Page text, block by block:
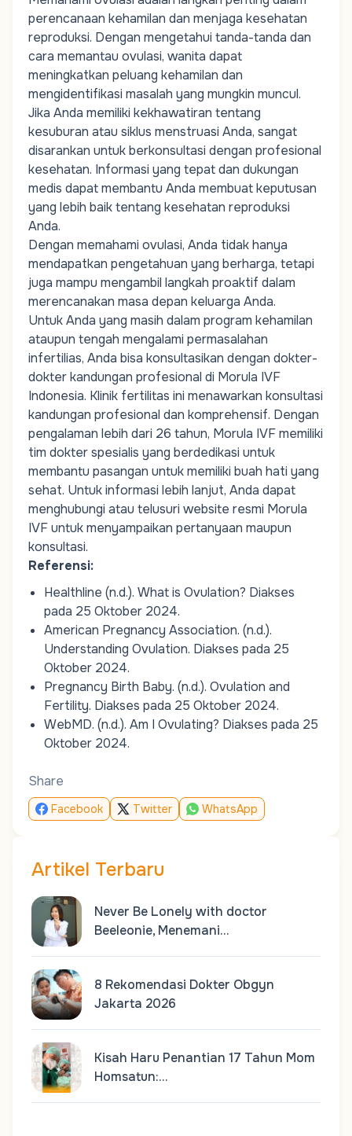
perencanaan kehamilan dan menjaga kesehatan
reproduksi. Dengan mengetahui tanda-tanda dan
cara memantau ovulasi, wanita dapat
meningkatkan peluang kehamilan dan
mengidentifikasi masalah yang mungkin muncul.
Jika Anda memiliki kekhawatiran tentang
kesuburan atau siklus menstruasi Anda, sangat
disarankan untuk berkonsultasi dengan profesional
kesehatan. Informasi yang tepat dan dukungan
medis dapat membantu Anda membuat keputusan
yang lebih baik tentang kesehatan reproduksi
Anda.
Dengan memahami ovulasi, Anda tidak hanya
mendapatkan pengetahuan yang berharga, tetapi
juga mampu mengambil langkah proaktif dalam
merencanakan masa depan keluarga Anda.
Untuk Anda yang masih dalam program kehamilan
ataupun tengah mengalami permasalahan
infertilias, Anda bisa konsultasikan dengan dokter-
dokter kandungan profesional di Morula IVF
Indonesia. Klinik fertilitas ini menawarkan konsultasi
kandungan profesional dan komprehensif. Dengan
pengalaman lebih dari 26 tahun, Morula IVF memiliki
tim dokter spesialis yang berdedikasi untuk
membantu pasangan untuk memiliki buah hati yang
sehat. Untuk informasi lebih lanjut, Anda dapat
menghubungi atau telusuri website resmi Morula
IVF untuk menyampaikan pertanyaan maupun
konsultasi.
Referensi:
Healthline (n.d.). What is Ovulation? Diakses
pada 25 Oktober 2024.
American Pregnancy Association. (n.d.).
Understanding Ovulation. Diakses pada 25
Oktober 2024.
Pregnancy Birth Baby. (n.d.). Ovulation and
Fertility. Diakses pada 25 Oktober 2024.
WebMD. (n.d.). Am I Ovulating? Diakses pada 25
Oktober 2024.
Share
Facebook Twitter WhatsApp
Artikel Terbaru
Never Be Lonely with doctor
Beeleonie, Menemani…
8 Rekomendasi Dokter Obgyn
Jakarta 2026
Kisah Haru Penantian 17 Tahun Mom
Homsatun:…